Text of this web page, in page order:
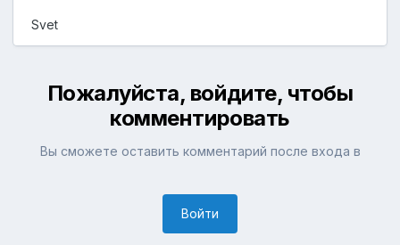
Svet
Пожалуйста, войдите, чтобы
комментировать
Вы сможете оставить комментарий после входа в
Войти